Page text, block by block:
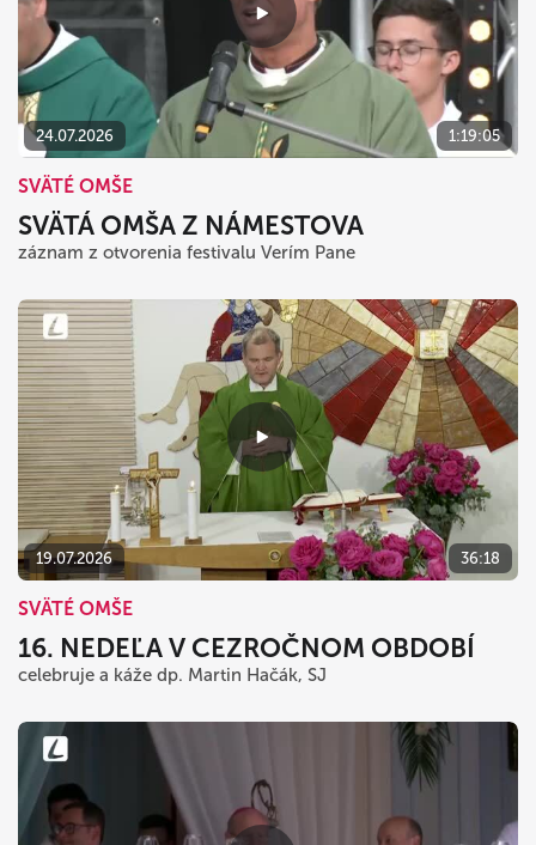
24.07.2026 1:19:05
SVÄTÉ OMŠE
SVÄTÁ OMŠA Z NÁMESTOVA
záznam z otvorenia festivalu Verím Pane
19.07.2026 36:18
SVÄTÉ OMŠE
16. NEDEĽA V CEZROČNOM OBDOBÍ
celebruje a káže dp. Martin Hačák, SJ